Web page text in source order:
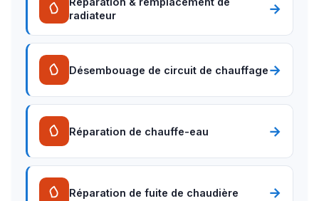
radiateur
→
Désembouage de circuit de chauffage→
Réparation de chauffe-eau →
Réparation de fuite de chaudière →